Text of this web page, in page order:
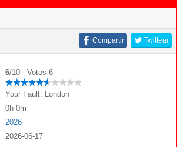
Twittear
Compartir
6/10 - Votos 6
Your Fault: London
0h 0m
2026
2026-06-17